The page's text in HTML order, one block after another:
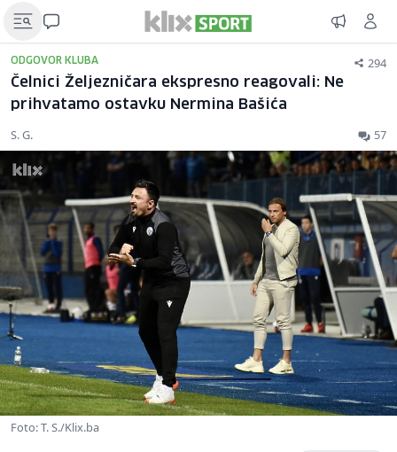
ODGOVOR KLUBA 294
Čelnici Željezničara ekspresno reagovali: Ne
prihvatamo ostavku Nermina Bašića
S. G. 57
Foto: T. S./Klix.ba